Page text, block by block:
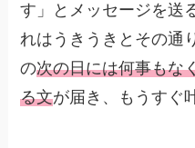
す」とメッセージを送
れはうきうきとその通
の次の日には何事もな
る文が届き、もうすぐ